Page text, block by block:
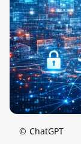
© ChatGPT